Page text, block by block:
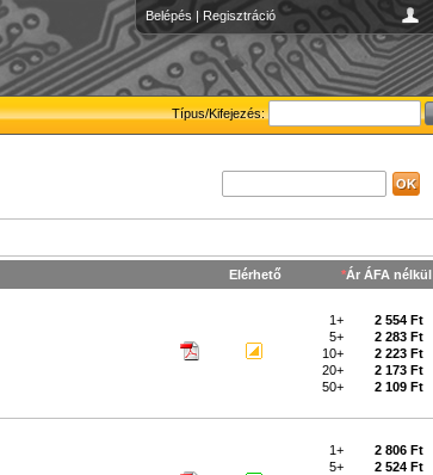
Belépés | Regisztráció
Típus/Kifejezés:
Elérhető *Ár ÁFA nélkül
1+
2 554 Ft
5+
2 283 Ft
10+
2 223 Ft
20+
2 173 Ft
50+
2 109 Ft
1+
2 806 Ft
5+
2 524 Ft